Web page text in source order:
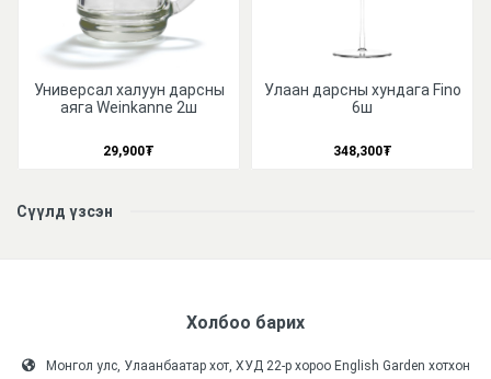
Универсал халуун дарсны
аяга Weinkanne 2ш
29,900₮
Улаан дарсны хундага Fino
6ш
348,300₮
Сүүлд үзсэн
Холбоо барих
Монгол улс, Улаанбаатар хот, ХУД 22-р хороо English Garden хотхон